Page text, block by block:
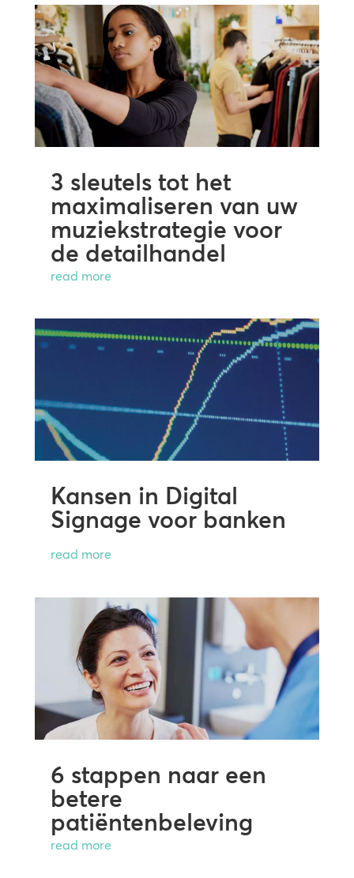
3 sleutels tot het
maximaliseren van uw
muziekstrategie voor
de detailhandel
read more
Kansen in Digital
Signage voor banken
read more
6 stappen naar een
betere
patiëntenbeleving
read more